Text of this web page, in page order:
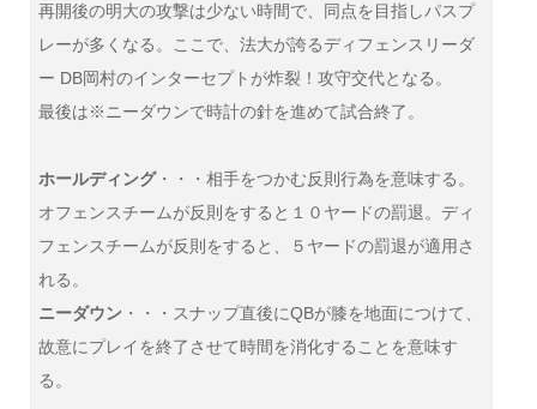
再開後の明大の攻撃は少ない時間で、同点を目指しパスプ
レーが多くなる。ここで、法大が誇るディフェンスリーダ
ー DB岡村のインターセプトが炸裂！攻守交代となる。
最後は※ニーダウンで時計の針を進めて試合終了。
ホールディング・・・相手をつかむ反則行為を意味する。
オフェンスチームが反則をすると１０ヤードの罰退。ディ
フェンスチームが反則をすると、５ヤードの罰退が適用さ
れる。
ニーダウン ・・・スナップ直後にQBが膝を地面につけて、
故意にプレイを終了させて時間を消化することを意味す
る。